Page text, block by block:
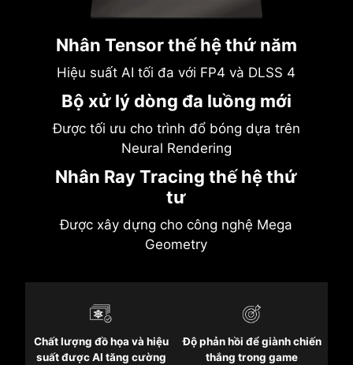
Nhân Tensor thế hệ thứ năm
Hiệu suất AI tối đa với FP4 và DLSS 4
Bộ xử lý dòng đa luồng mới
Được tối ưu cho trình đổ bóng dựa trên
Neural Rendering
Nhân Ray Tracing thế hệ thứ
tư
Được xây dựng cho công nghệ Mega
Geometry
Chất lượng đồ họa và hiệu
suất được AI tăng cường
Độ phản hồi để giành chiến
thắng trong game